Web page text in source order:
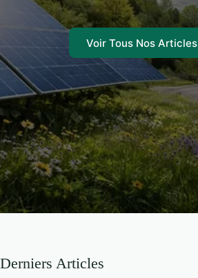
Voir Tous Nos Articles
Derniers Articles